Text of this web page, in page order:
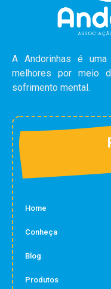
A Andorinhas é
melhores por meio
sofrimento mental.
Home
Conheça
Blog
Produtos